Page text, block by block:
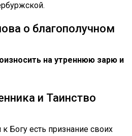
о благополучном
на утреннюю зарю и
и Таинство
Богу есть признание своих